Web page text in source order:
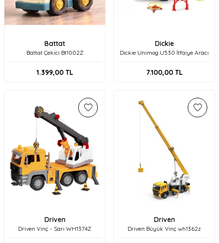
Battat
Battat Çekici Bt1002Z
1.399,00TL
Dickie
Dickie Unimog U530 İtfaiye Aracı
7.100,00TL
Driven
Driven Vinç - Sarı WH1374Z
Driven
Driven Büyük Vinç wh1362z